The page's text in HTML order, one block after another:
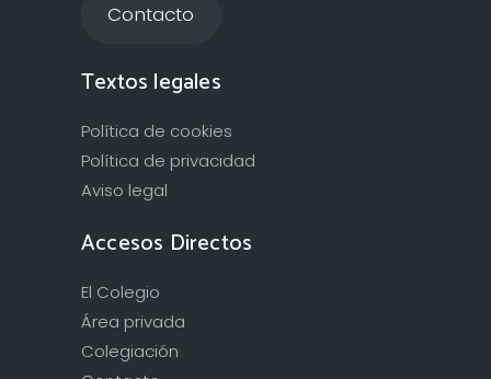
Contacto
Textos legales
Política de cookies
Política de privacidad
Aviso legal
Accesos Directos
El Colegio
Área privada
Colegiación